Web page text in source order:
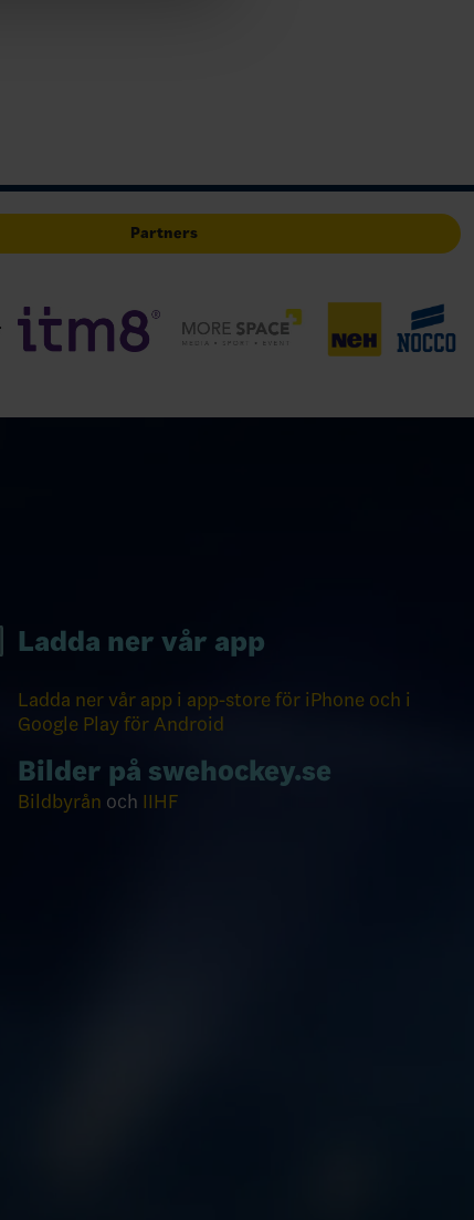
Partners
Ladda ner vår app
Ladda ner vår app i app-store för iPhone och i
Google Play för Android
Bilder på swehockey.se
Bildbyrån och IIHF